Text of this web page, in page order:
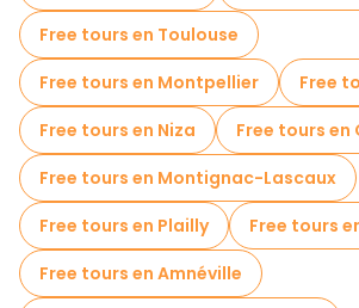
Free tours en Toulouse
Free tours en Montpellier
Free
Free tours en Niza
Free tours en
Free tours en Montignac-Lascaux
Free tours en Plailly
Free tours
Free tours en Amnéville